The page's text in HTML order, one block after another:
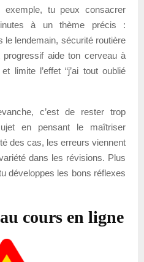
exemple, tu peux consacrer
à un thème précis :
le lendemain, sécurité routière
progressif aide ton cerveau à
limite l’effet “j’ai tout oublié
c’est de rester trop
en pensant le maîtriser
des cas, les erreurs viennent
dans les révisions. Plus
développes les bons réflexes
cours en ligne